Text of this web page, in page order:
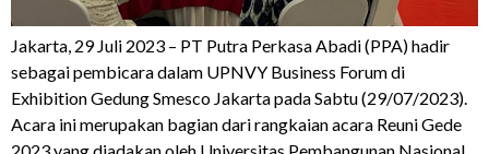
Jakarta, 29 Juli 2023 – PT Putra Perkasa Abadi (PPA) hadir
sebagai pembicara dalam UPNVY Business Forum di
Exhibition Gedung Smesco Jakarta pada Sabtu (29/07/2023).
Acara ini merupakan bagian dari rangkaian acara Reuni Gede
2023 yang diadakan oleh Universitas Pembangunan Nasional